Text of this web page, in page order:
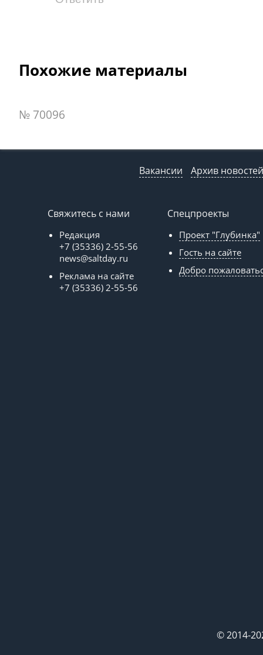
Похожие материалы
№ 70096
Вакансии Архив новостей
Свяжитесь с нами
Редакция
+7 (35336) 2-55-56
news@saltday.ru
Реклама на сайте
+7 (35336) 2-55-56
Спецпроекты
Проект "Глубинка"
Гость на сайте
Добро
© 2014-